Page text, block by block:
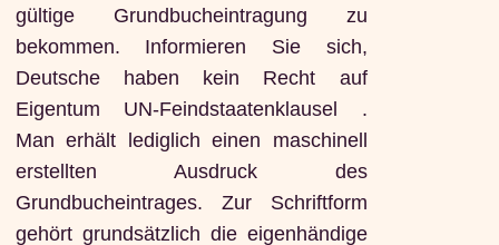
gültige Grundbucheintragung zu
bekommen. Informieren Sie sich,
Deutsche haben kein Recht auf
Eigentum UN-Feindstaatenklausel .
Man erhält lediglich einen maschinell
erstellten Ausdruck des
Grundbucheintrages. Zur Schriftform
gehört grundsätzlich die eigenhändige